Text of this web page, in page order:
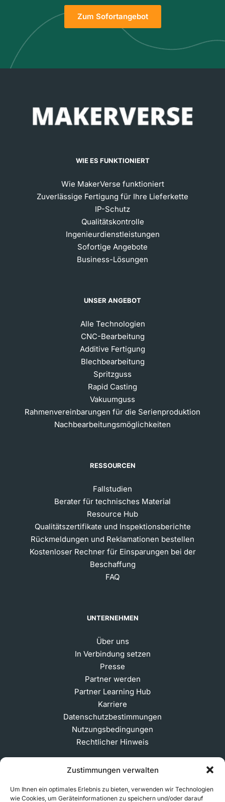
Zustimmungen verwalten
Um Ihnen ein optimales Erlebnis zu bieten, verwenden wir Technologien
wie Cookies, um Geräteinformationen zu speichern und/oder darauf
Zum Sofortangebot
WIE ES FUNKTIONIERT
Wie MakerVerse funktioniert
Zuverlässige Fertigung für Ihre Lieferkette
IP-Schutz
Qualitätskontrolle
Ingenieurdienstleistungen
Sofortige Angebote
Business-Lösungen
UNSER ANGEBOT
Alle Technologien
CNC-Bearbeitung
Additive Fertigung
Blechbearbeitung
Spritzguss
Rapid Casting
Vakuumguss
Rahmenvereinbarungen für die Serienproduktion
Nachbearbeitungsmöglichkeiten
RESSOURCEN
Fallstudien
Berater für technisches Material
Resource Hub
Qualitätszertifikate und Inspektionsberichte
Rückmeldungen und Reklamationen bestellen
Kostenloser Rechner für Einsparungen bei der
Beschaffung
FAQ
UNTERNEHMEN
Über uns
In Verbindung setzen
Presse
Partner werden
Partner Learning Hub
Karriere
Datenschutzbestimmungen
Nutzungsbedingungen
Rechtlicher Hinweis